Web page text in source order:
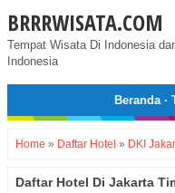
BRRRWISATA.COM
Tempat Wisata Di Indonesia
Indonesia
Beranda·
Home » Daftar Hotel » DKI
Daftar Hotel Di Jakarta